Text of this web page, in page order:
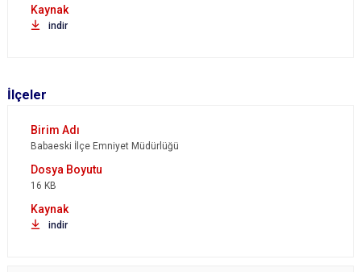
indir
İlçeler
Babaeski İlçe Emniyet Müdürlüğü
16 KB
indir